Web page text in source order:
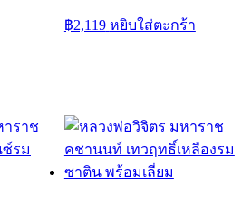
฿2,119 หยิบใส่ตะกร้า